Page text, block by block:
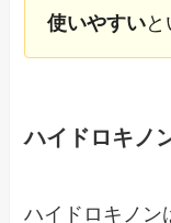
使いやすい
ハイドロキノ
ハイドロキノン